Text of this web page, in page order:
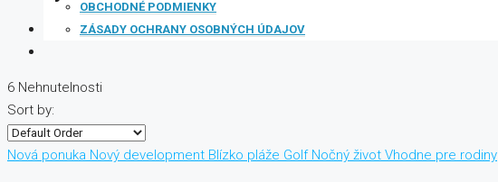
OBCHODNÉ PODMIENKY
ZÁSADY OCHRANY OSOBNÝCH ÚDAJOV
6 Nehnutelnosti
Sort by:
Nová ponuka Nový development Blízko pláže Golf Nočný život Vhodne pre rodiny